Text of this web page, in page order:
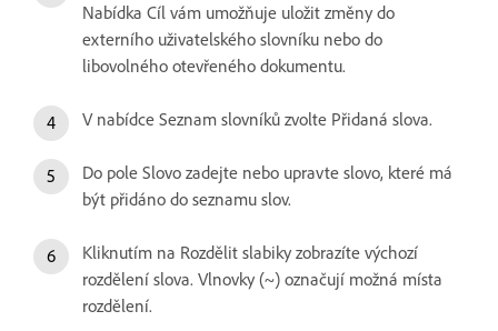
Nabídka Cíl vám umožňuje uložit změny do
externího uživatelského slovníku nebo do
libovolného otevřeného dokumentu.
V nabídce Seznam slovníků zvolte Přidaná slova.
Do pole Slovo zadejte nebo upravte slovo, které má
být přidáno do seznamu slov.
Kliknutím na Rozdělit slabiky zobrazíte výchozí
rozdělení slova. Vlnovky (~) označují možná místa
rozdělení.